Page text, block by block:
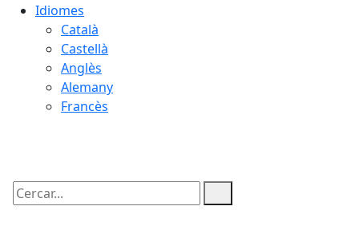
Idiomes
Català
Castellà
Anglès
Alemany
Francès
Cercar: